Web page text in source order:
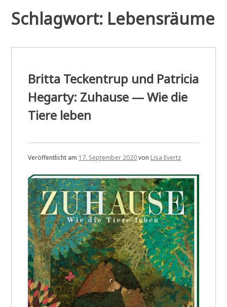
Schlagwort: Lebensräume
Britta Teckentrup und Patricia
Hegarty: Zuhause — Wie die
Tiere leben
Veröffentlicht am 17. September 2020von Lisa Evertz